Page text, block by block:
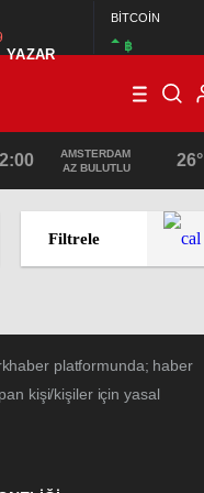
BİTCOİN
฿
YAZAR
AMSTERDAM
AZ BULUTLU
26°
Filtrele
platformunda; haber
kişi/kişiler için yasal